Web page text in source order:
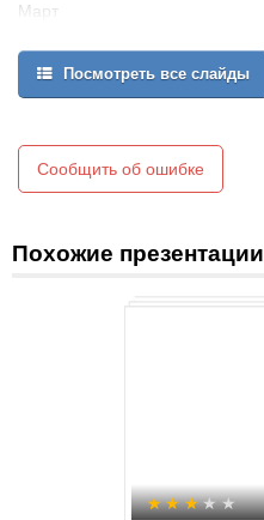
Март
Апрель
Май
Посмотреть все слайды
Сообщить об ошибке
Похожие презентации